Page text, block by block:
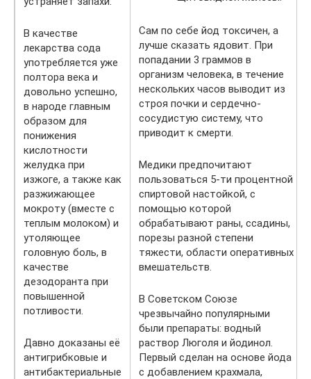
В качестве
лекарства сода
употребляется уже
полтора века и
довольно успешно,
в народе главным
образом для
понижения
кислотности
желудка при
изжоге, а также как
разжижающее
мокроту (вместе с
теплым молоком) и
утоляющее
головную боль, в
качестве
дезодоранта при
повышенной
потливости.
Давно доказаны её
антигрибковые и
антибактериальные
Сам по себе йод токсичен, а
лучше сказать ядовит. При
попадании 3 граммов в
организм человека, в течение
нескольких часов выводит из
строя почки и сердечно-
сосудистую систему, что
приводит к смерти.
Медики предпочитают
пользоваться 5-ти процентной
спиртовой настойкой, с
помощью которой
обрабатывают раны, ссадины,
порезы разной степени
тяжести, области оперативных
вмешательств.
В Советском Союзе
чрезвычайно популярными
были препараты: водный
раствор Люголя и йодинол.
Первый сделан на основе йода
с добавлением крахмала,